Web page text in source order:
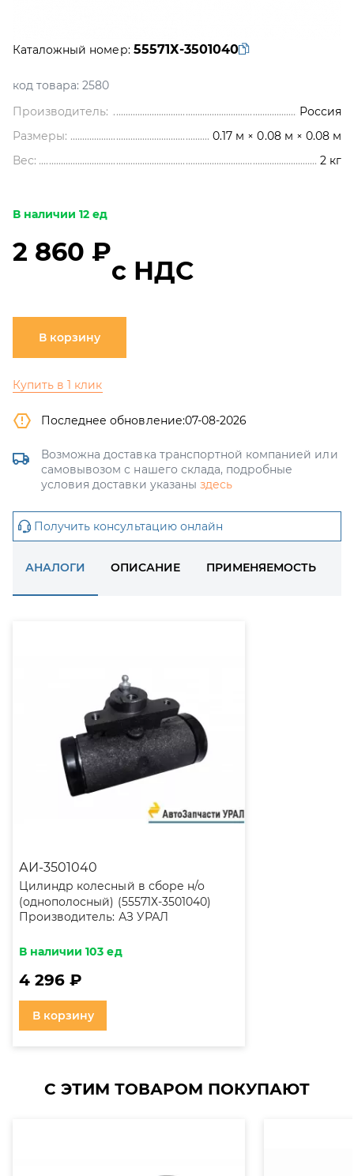
Каталожный номер: 55571Х-3501040
код товара: 2580
Производитель:
Россия
Размеры:
0.17 м × 0.08 м × 0.08 м
Вес:
2 кг
В наличии 12 ед
2 860 ₽
с НДС
В корзину
Купить в 1 клик
Последнее обновление:07-08-2026
Возможна доставка транспортной компанией или
самовывозом с нашего склада, подробные
условия доставки указаны здесь
Получить консультацию онлайн
АНАЛОГИ ОПИСАНИЕ ПРИМЕНЯЕМОСТЬ
АИ-3501040
Цилиндр колесный в сборе н/о
(однополосный) (55571Х-3501040)
K5501
Производитель: АЗ УРАЛ
В наличии 103 ед
4 296 ₽
В корзину
С ЭТИМ ТОВАРОМ ПОКУПАЮТ